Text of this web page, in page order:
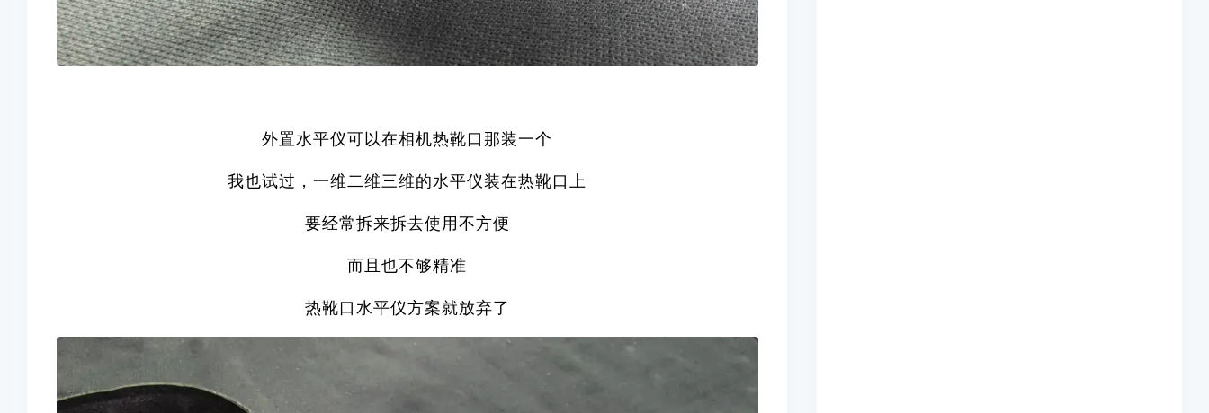
外置水平仪可以在相机热靴口那装一个
我也试过，一维二维三维的水平仪装在热靴口上
要经常拆来拆去使用不方便
而且也不够精准
热靴口水平仪方案就放弃了